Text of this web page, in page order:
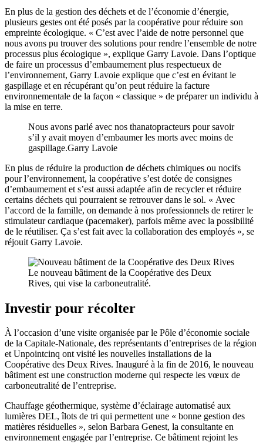
En plus de la gestion des déchets et de l’économie d’énergie,
plusieurs gestes ont été posés par la coopérative pour réduire son
empreinte écologique. « C’est avec l’aide de notre personnel que
nous avons pu trouver des solutions pour rendre l’ensemble de notre
processus plus écologique », explique Garry Lavoie. Dans l’optique
de faire un processus d’embaumement plus respectueux de
l’environnement, Garry Lavoie explique que c’est en évitant le
gaspillage et en récupérant qu’on peut réduire la facture
environnementale de la façon « classique » de préparer un individu à
la mise en terre.
Nous avons parlé avec nos thanatopracteurs pour savoir
s’il y avait moyen d’embaumer les morts avec moins de
gaspillage.Garry Lavoie
En plus de réduire la production de déchets chimiques ou nocifs
pour l’environnement, la coopérative s’est dotée de consignes
d’embaumement et s’est aussi adaptée afin de recycler et réduire
certains déchets qui pourraient se retrouver dans le sol. « Avec
l’accord de la famille, on demande à nos professionnels de retirer le
stimulateur cardiaque (pacemaker), parfois même avec la possibilité
de le réutiliser. Ça s’est fait avec la collaboration des employés », se
réjouit Garry Lavoie.
Le nouveau bâtiment de la Coopérative des Deux
Rives, qui vise la carboneutralité.
Investir pour récolter
À l’occasion d’une visite organisée par le Pôle d’économie sociale
de la Capitale-Nationale, des représentants d’entreprises de la région
et Unpointcinq ont visité les nouvelles installations de la
Coopérative des Deux Rives. Inauguré à la fin de 2016, le nouveau
bâtiment est une construction moderne qui respecte les vœux de
carboneutralité de l’entreprise.
Chauffage géothermique, système d’éclairage automatisé aux
lumières DEL, îlots de tri qui permettent une « bonne gestion des
matières résiduelles », selon Barbara Genest, la consultante en
environnement engagée par l’entreprise. Ce bâtiment rejoint les